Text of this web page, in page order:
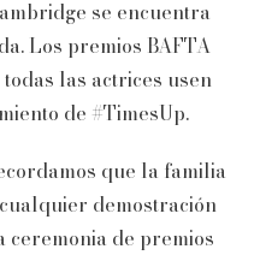
se encuentra
Los premios BAFTA
las actrices usen
de #TimesUp.
que la familia
demostración
de premios